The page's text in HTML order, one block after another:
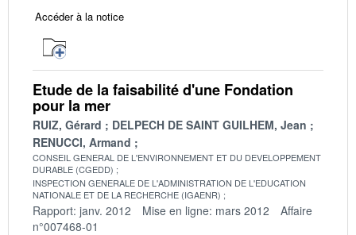
Accéder à la notice
Etude de la faisabilité d'une Fondation
pour la mer
RUIZ, Gérard
DELPECH DE SAINT GUILHEM, Jean
RENUCCI, Armand
CONSEIL GENERAL DE L'ENVIRONNEMENT ET DU DEVELOPPEMENT
DURABLE (CGEDD)
INSPECTION GENERALE DE L'ADMINISTRATION DE L'EDUCATION
NATIONALE ET DE LA RECHERCHE (IGAENR)
Rapport: janv. 2012 Mise en ligne: mars 2012
Affaire
n°007468-01